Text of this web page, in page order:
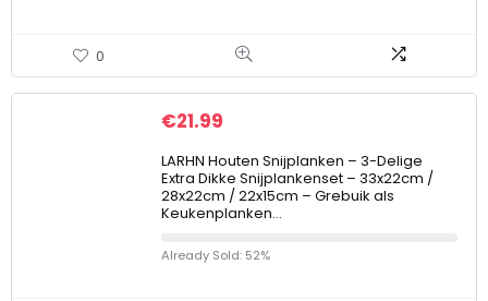
0
€21.99
LARHN Houten Snijplanken – 3-Delige
Extra Dikke Snijplankenset – 33x22cm /
28x22cm / 22x15cm – Grebuik als
Keukenplanken…
Already Sold: 52%